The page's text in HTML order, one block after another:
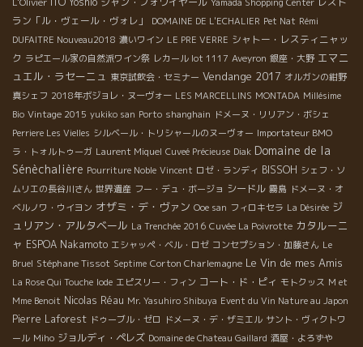
ラン「ル・ヴェール・ヴォレ」
DOMAINE DE L'ECHALIER Pet Nat Rémi
DUFAITRE Nouveau2018 濃いワイン LE PRE VERRE シャトー・レスティニャッ
ク ラピエール家の自然派ワイン祭 レカール lot 1117 Aveyron 銀座・大野 エマニ
ュエル・ラセーニュ 東京試飲会・セミナー Vendange 2017 オルガンの紺野
真シェフ 2018年ボジョレ・ヌーヴォー LES MARCELLINS MONTADA Millésime
Bio Vintage 2015 yukiko san Porto shanghain ドメーヌ・リリアン・ボシェ
Perriere Les Vielles シルベール・トリシャールのヌーヴォー Importateur BMO
ラ・トォルトゥーガ Laurent Miquel Cuveé Précieuse Diak Domaine de la
Sénèchalière Pourriture Noble Vincent ロゼ・ランディ BISSOH シェフ・ソ
ムリエの長谷川さん 世界遺産 フー・デュ・ボージョ シードル 霧島 ドメーヌ・オ
ベルノワ・ウイヨン オザミ・デ・ヴァン Ooe san フィロキセラ La Désirée ジ
ュリアン・アルタベール La Trenchée 2016 Cuvée La Poivrotte カタルーニ
ャ ESPOA Nakamoto エシャッペ・ベル・ロゼ コンセプション・加藤さん Le
Bruel Stéphane Tissot Septime Corton Charlemagne Le Vin de mes Amis
La Rose Qui Touche Iode エピスリー・フィン コート・ド・ピィ モトクッス M et
Mme Benoit Nicolas Réau Mr. Yasuhiro Shibuya Event du Vin Nature au Japon
Pierre Laforest ドゥーブル・ゼロ ドメーヌ・デ・ザミエル サント・ヴィクトワ
ール Miho ジョルディ・ペレズ Domaine de Chateau Gaillard 酒屋・よろずや